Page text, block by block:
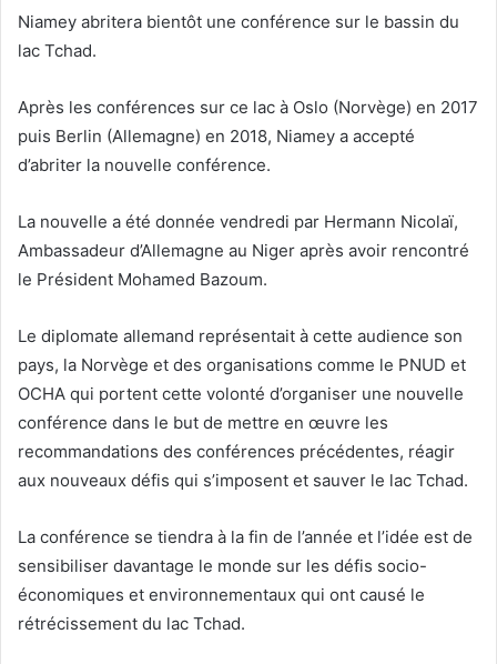
Niamey abritera bientôt une conférence sur le bassin du
lac Tchad.
Après les conférences sur ce lac à Oslo (Norvège) en 2017
puis Berlin (Allemagne) en 2018, Niamey a accepté
d’abriter la nouvelle conférence.
La nouvelle a été donnée vendredi par Hermann Nicolaï,
Ambassadeur d’Allemagne au Niger après avoir rencontré
le Président Mohamed Bazoum.
Le diplomate allemand représentait à cette audience son
pays, la Norvège et des organisations comme le PNUD et
OCHA qui portent cette volonté d’organiser une nouvelle
conférence dans le but de mettre en œuvre les
recommandations des conférences précédentes, réagir
aux nouveaux défis qui s’imposent et sauver le lac Tchad.
La conférence se tiendra à la fin de l’année et l’idée est de
sensibiliser davantage le monde sur les défis socio-
économiques et environnementaux qui ont causé le
rétrécissement du lac Tchad.